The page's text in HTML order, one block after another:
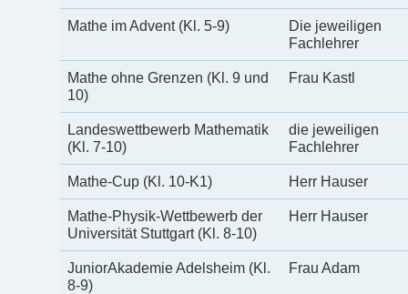
Mathe im Advent (Kl. 5-9)
Die jeweiligen
Fachlehrer
Mathe ohne Grenzen (Kl. 9 und
10)
Frau Kastl
Landeswettbewerb Mathematik
(Kl. 7-10)
die jeweiligen
Fachlehrer
Mathe-Cup (Kl. 10-K1) Herr Hauser
Mathe-Physik-Wettbewerb der
Universität Stuttgart (Kl. 8-10)
Herr Hauser
JuniorAkademie Adelsheim (Kl.
8-9)
Frau Adam